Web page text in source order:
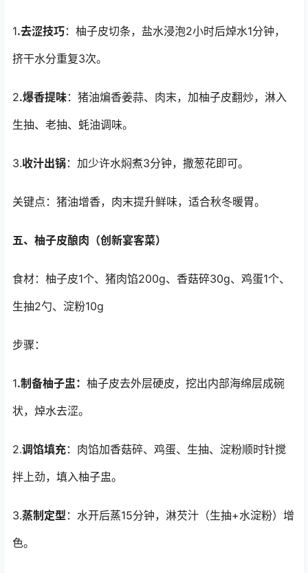
1.去涩技巧：柚子皮切条，盐水浸泡2小时后焯水1分钟，
挤干水分重复3次。
2.爆香提味：猪油煸香姜蒜、肉末，加柚子皮翻炒，淋入
生抽、老抽、蚝油调味。
3.收汁出锅：加少许水焖煮3分钟，撒葱花即可。
关键点：猪油增香，肉末提升鲜味，适合秋冬暖胃。
五、柚子皮酿肉（创新宴客菜）
食材：柚子皮1个、猪肉馅200g、香菇碎30g、鸡蛋1个、
生抽2勺、淀粉10g
步骤：
1.制备柚子盅： 柚子皮去外层硬皮，挖出内部海绵层成碗
状，焯水去涩。
2.调馅填充：肉馅加香菇碎、鸡蛋、生抽、淀粉顺时针搅
拌上劲，填入柚子盅。
3.蒸制定型：水开后蒸15分钟，淋芡汁（生抽+水淀粉）增
色。